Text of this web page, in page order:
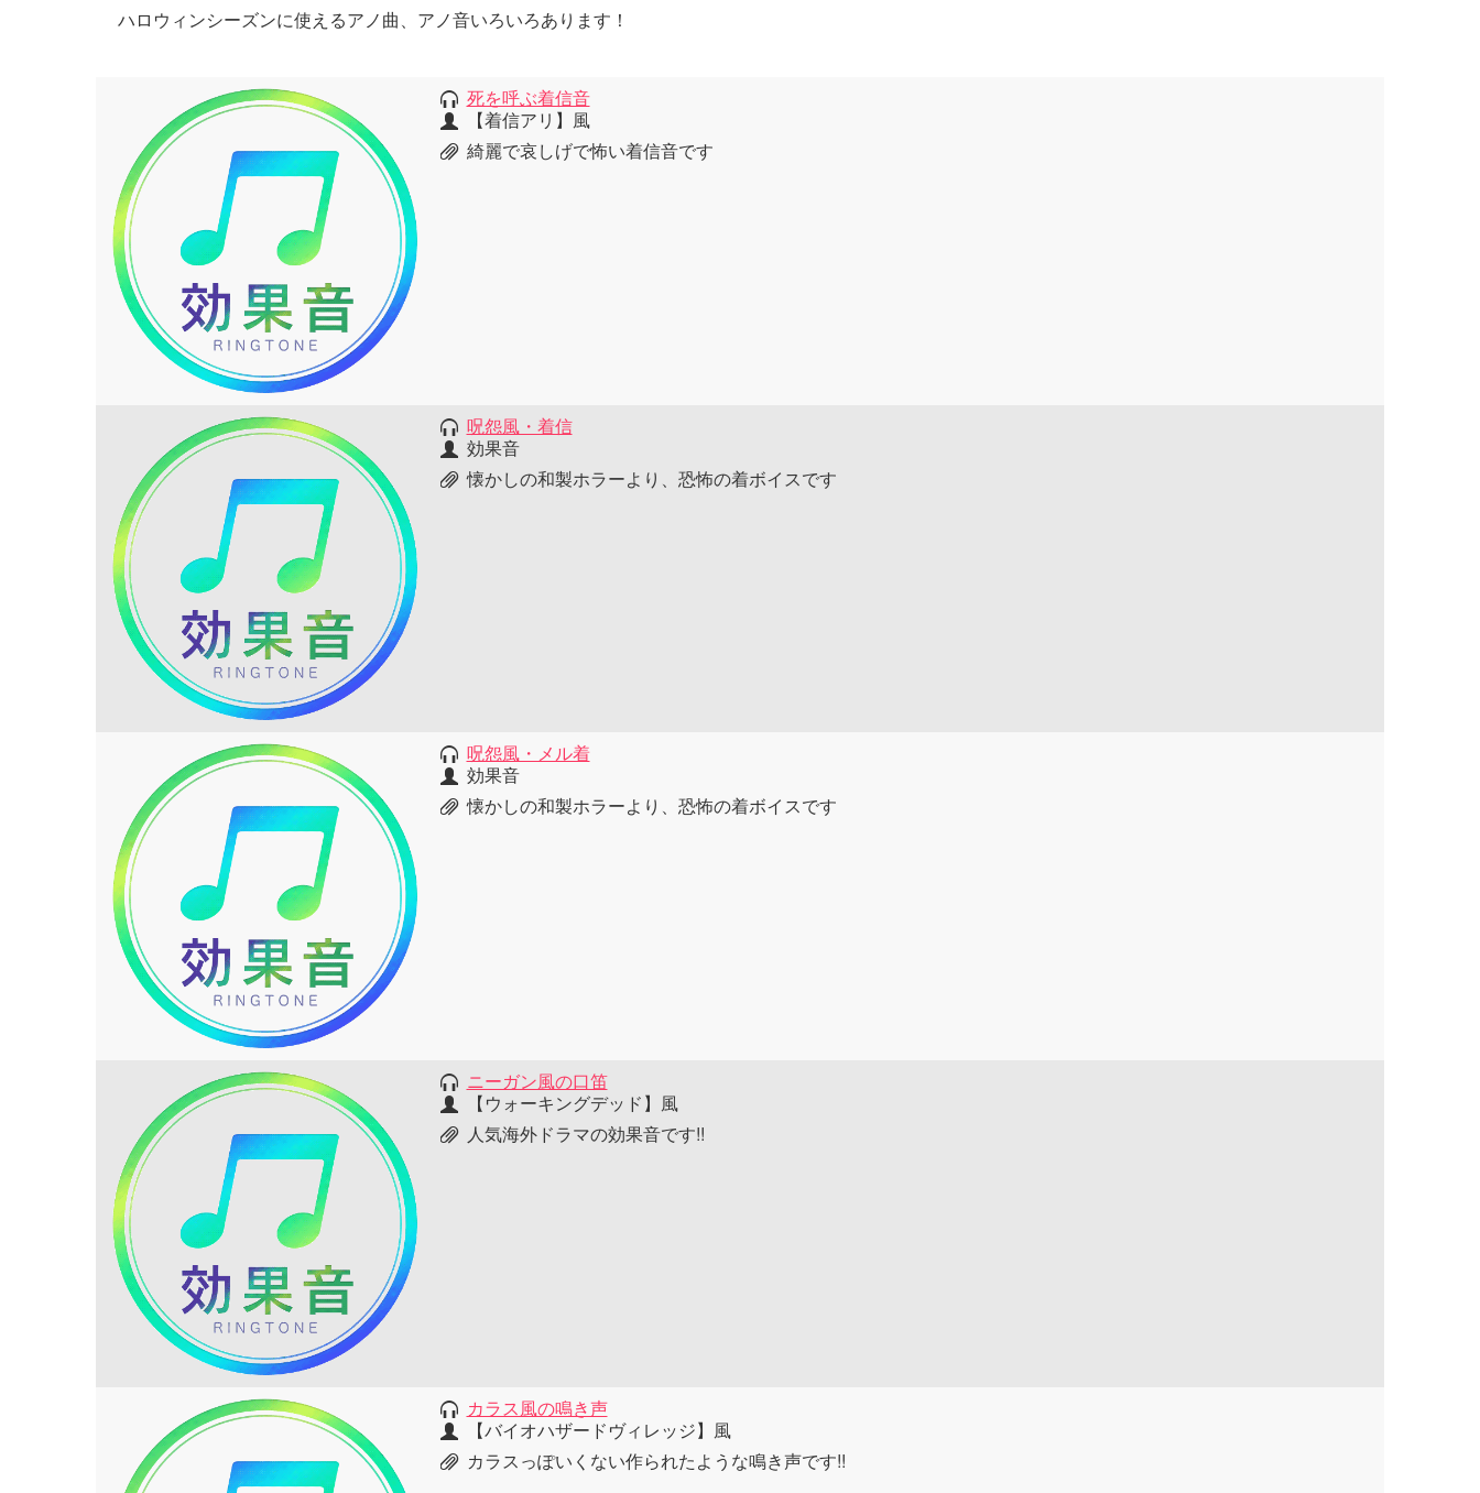
ハロウィンシーズンに使えるアノ曲、アノ音いろいろあります！
死を呼ぶ着信音
【着信アリ】風
綺麗で哀しげで怖い着信音です
呪怨風・着信
効果音
懐かしの和製ホラーより、恐怖の着ボイスです
呪怨風・メル着
効果音
懐かしの和製ホラーより、恐怖の着ボイスです
ニーガン風の口笛
【ウォーキングデッド】風
人気海外ドラマの効果音です!!
カラス風の鳴き声
【バイオハザードヴィレッジ】風
カラスっぽいくない作られたような鳴き声です!!